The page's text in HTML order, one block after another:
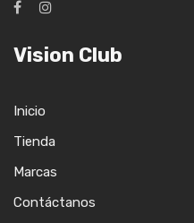
Vision Club
Inicio
Tienda
Marcas
Contáctanos